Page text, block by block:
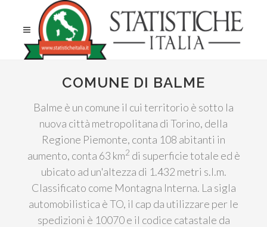
COMUNE DI BALME
Balme è un comune il cui territorio è sotto la
nuova città metropolitana di Torino, della
Regione Piemonte, conta 108 abitanti in
aumento, conta 63 km2 di superficie totale ed è
ubicato ad un'altezza di 1.432 metri s.l.m.
Classificato come Montagna Interna. La sigla
automobilistica è TO, il cap da utilizzare per le
spedizioni è 10070 e il codice catastale da